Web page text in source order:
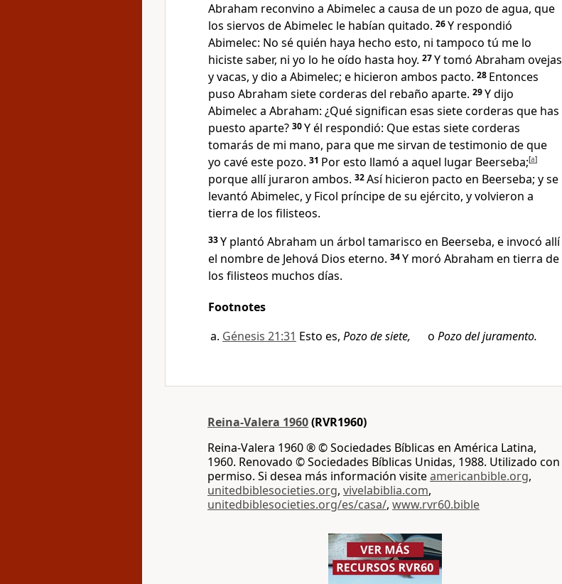
Abraham reconvino a Abimelec a causa de un pozo de agua, que
los siervos de Abimelec le habían quitado. 26Y respondió
Abimelec: No sé quién haya hecho esto, ni tampoco tú me lo
hiciste saber, ni yo lo he oído hasta hoy. 27Y tomó Abraham ovejas
y vacas, y dio a Abimelec; e hicieron ambos pacto. 28 Entonces
puso Abraham siete corderas del rebaño aparte. 29Y dijo
Abimelec a Abraham: ¿Qué significan esas siete corderas que has
puesto aparte? 30Y él respondió: Que estas siete corderas
tomarás de mi mano, para que me sirvan de testimonio de que
yo cavé este pozo. 31 Por esto llamó a aquel lugar Beerseba;[a]
porque allí juraron ambos. 32Así hicieron pacto en Beerseba; y se
levantó Abimelec, y Ficol príncipe de su ejército, y volvieron a
tierra de los filisteos.
33Y plantó Abraham un árbol tamarisco en Beerseba, e invocó allí
el nombre de Jehová Dios eterno. 34Y moró Abraham en tierra de
los filisteos muchos días.
Footnotes
Génesis 21:31 Esto es, Pozo de siete, o Pozo del juramento.
Reina-Valera 1960(RVR1960)
Reina-Valera 1960 ® © Sociedades Bíblicas en América Latina,
1960. Renovado © Sociedades Bíblicas Unidas, 1988. Utilizado con
permiso. Si desea más información visiteamericanbible.org,
unitedbiblesocieties.org, vivelabiblia.com,
unitedbiblesocieties.org/es/casa/, www.rvr60.bible